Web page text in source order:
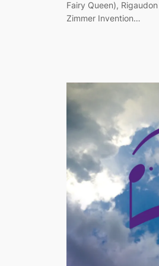
Fairy Queen),
Zimmer Invention…